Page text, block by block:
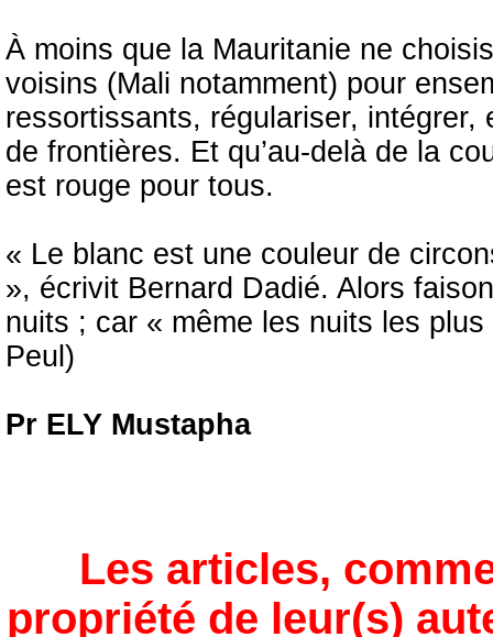
À moins que la Mauritanie ne
voisins (Mali notamment) pour
ressortissants, régulariser, intégrer,
de frontières. Et qu’au-delà de la
est rouge pour tous.
« Le blanc est une couleur de
», écrivit Bernard Dadié. Alors
nuits ; car « même les nuits les
Peul)
Pr ELY Mustapha
Les articles,
propriété de leur(s)